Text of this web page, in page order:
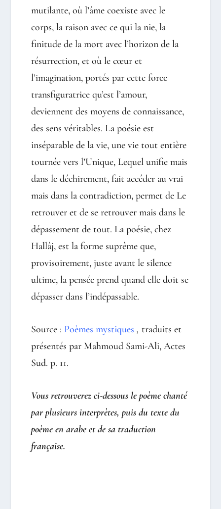
mutilante, où l’âme coexiste avec le
corps, la raison avec ce qui la nie, la
finitude de la mort avec l’horizon de la
résurrection, et où le cœur et
l’imagination, portés par cette force
transfiguratrice qu’est l’amour,
deviennent des moyens de connaissance,
des sens véritables. La poésie est
inséparable de la vie, une vie tout entière
tournée vers l’Unique, Lequel unifie mais
dans le déchirement, fait accéder au vrai
mais dans la contradiction, permet de Le
retrouver et de se retrouver mais dans le
dépassement de tout. La poésie, chez
Hallâj, est la forme suprême que,
provisoirement, juste avant le silence
ultime, la pensée prend quand elle doit se
dépasser dans l’indépassable.
Source : Poèmes mystiques , traduits et
présentés par Mahmoud Sami-Ali, Actes
Sud. p. 11.
Vous retrouverez ci-dessous le poème chanté
par plusieurs interprètes, puis du texte du
poème en arabe et de sa traduction
française.